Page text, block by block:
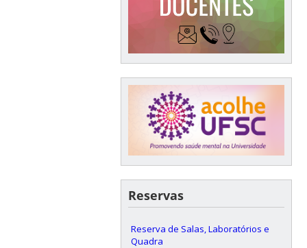
Reservas
Reserva de Salas, Laboratórios e
Quadra